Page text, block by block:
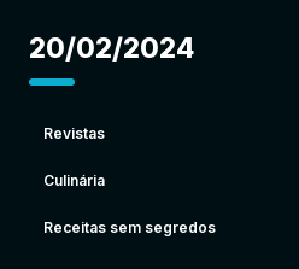
20/02/2024
Revistas
Culinária
Receitas sem segredos